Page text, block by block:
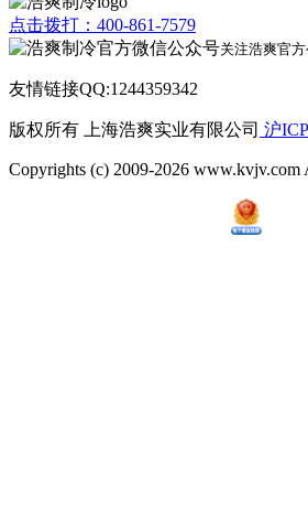
点击拨打：400-861-7579
关注浩爽官
友情链接QQ:1244359342
版权所有 上海浩爽实业有限公司 沪
Copyrights (c) 2009-2026 www.kvjv.com